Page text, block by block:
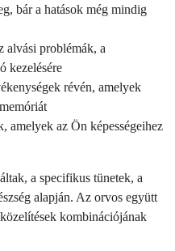
bár a hatások még mindig
alvási problémák, a
kezelésére
révén, amelyek
amelyek az Ön képességeihez
a specifikus tünetek, a
alapján. Az orvos együtt
kombinációjának